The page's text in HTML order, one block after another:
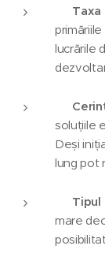
Taxa
lucrările
soluțiile
Deși
lung pot
Tipul
mare